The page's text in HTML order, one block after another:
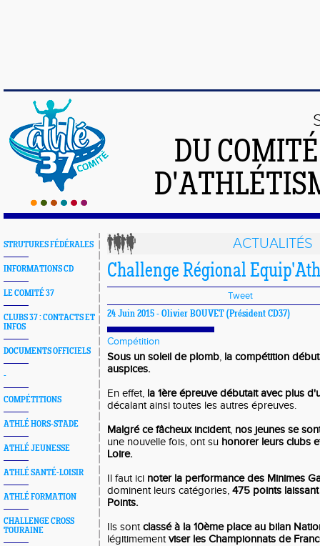
DU
STRUTURES FÉDÉRALES
INFORMATIONS CD
LE COMITÉ 37
CLUBS 37 : CONTACTS ET
INFOS
DOCUMENTS OFFICIELS
-
COMPÉTITIONS
ATHLÉ HORS-STADE
ATHLÉ JEUNESSE
ATHLÉ SANTÉ-LOISIR
ATHLÉ FORMATION
CHALLENGE CROSS
TOURAINE
ACTUALITÉS
Challenge Régional
Tweet
24 Juin 2015 - Olivier BOUVET (Président CD37)
Compétition
Sous un soleil de plomb, la compétition
auspices.
En effet, la 1ère épreuve débutait avec plus
décalant ainsi toutes les autres épreuves.
Malgré ce fâcheux incident, nos jeunes se
une nouvelle fois, ont su honorer leurs clubs
Loire.
Il faut ici noter la performance des Minimes
dominent leurs catégories, 475 points
Points.
Ils sontclassé à la 10ème place au bilan
légitimementviser les Championnats de